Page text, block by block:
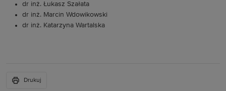
dr inż. Łukasz Szałata
dr inż. Marcin Wdowikowski
dr inż. Katarzyna Wartalska
Drukuj